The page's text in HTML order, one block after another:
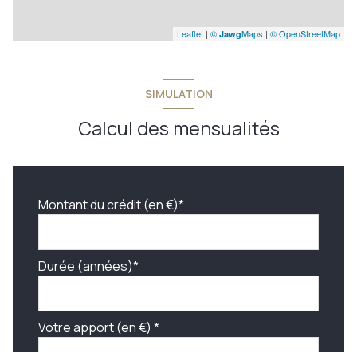
Leaflet | © JawgMaps | © OpenStreetMap
SIMULATION
Calcul des mensualités
Montant du crédit (en €)*
Durée (années)*
Votre apport (en €) *